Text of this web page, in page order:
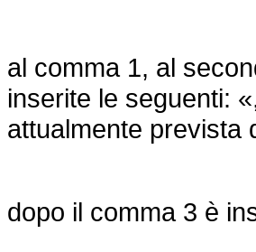
al comma 1, al
inserite le seguenti:
attualmente prevista
dopo il comma 3 è